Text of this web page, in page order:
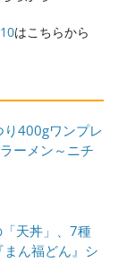
はこちらから
400gワンプレ
ーメン～ニチ
天丼」、7種
ん福どん』シ